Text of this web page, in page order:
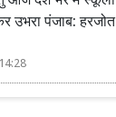
उभरा पंजाब: हरजोत